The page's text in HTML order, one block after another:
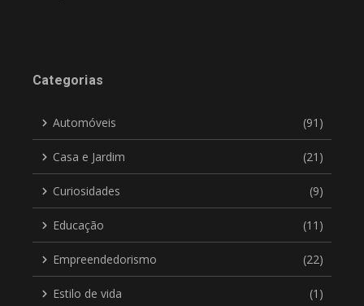
Categorias
Automóveis (91)
Casa e Jardim (21)
Curiosidades (9)
Educação (11)
Empreendedorismo (22)
Estilo de vida (1)